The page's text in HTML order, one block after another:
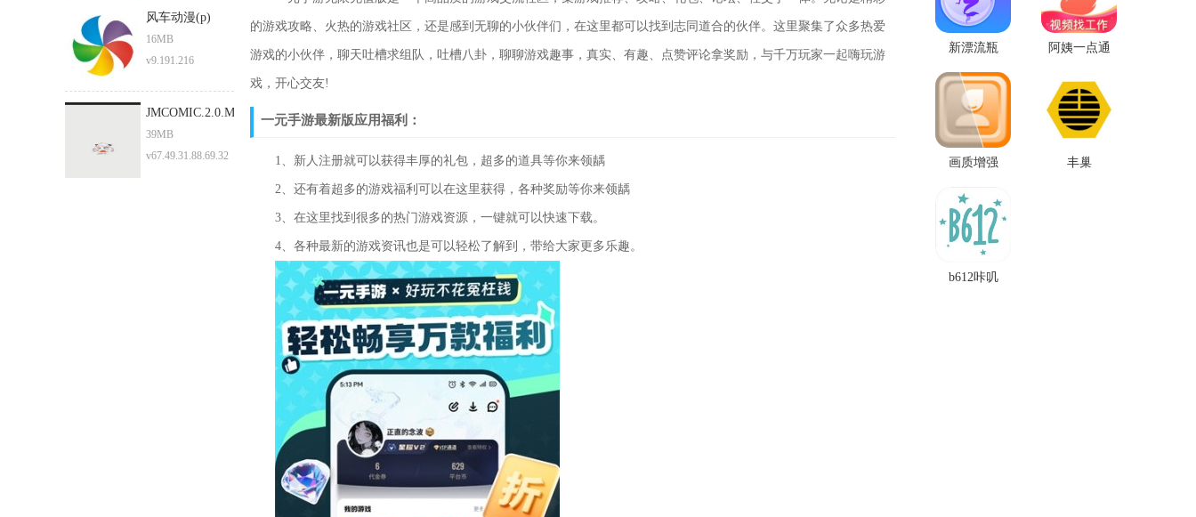
风车动漫(p)
16MB
v9.191.216
JMCOMIC.2.0.MIC
39MB
v67.49.31.88.69.32
的游戏攻略、火热的游戏社区，还是感到无聊的小伙伴们，在这里都可以找到志同道合的伙伴。这里聚集了众多热爱
游戏的小伙伴，聊天吐槽求组队，吐槽八卦，聊聊游戏趣事，真实、有趣、点赞评论拿奖励，与千万玩家一起嗨玩游
戏，开心交友!
一元手游最新版应用福利：
1、新人注册就可以获得丰厚的礼包，超多的道具等你来领龋
2、还有着超多的游戏福利可以在这里获得，各种奖励等你来领龋
3、在这里找到很多的热门游戏资源，一键就可以快速下载。
4、各种最新的游戏资讯也是可以轻松了解到，带给大家更多乐趣。
新漂流瓶 阿姨一点通
画质增强 丰巢
b612咔叽